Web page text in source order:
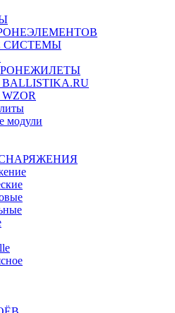
СИСТЕМЫ
модули